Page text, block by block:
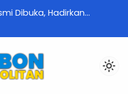
Dibuka, Hadirkan
light_mode